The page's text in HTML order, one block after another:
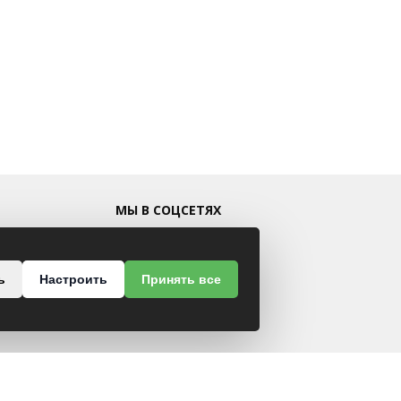
МЫ В СОЦСЕТЯХ
Настроить Принять все